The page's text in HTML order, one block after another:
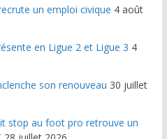
un emploi civique 4 août
en Ligue 2 et Ligue 3 4
son renouveau 30 juillet
stop au foot pro retrouve un